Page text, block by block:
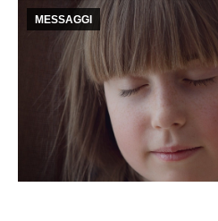
MESSAGGI